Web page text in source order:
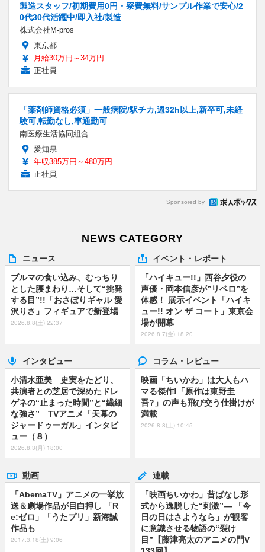
製造スタッフ/初期費用0円・寮費無料/サンプル作業で安心/2
0代30代活躍中/即入社/製造
株式会社M-pros
東京都
月給30万円～34万円
正社員
「薬剤師資格必須」一般病院/駅チカ,週32h以上,新卒可,未経
験可,転勤なし,車通勤可
南医療生活協同組合
愛知県
年収385万円～480万円
正社員
Sponsored by
NEWS CATEGORY
ニュース
ブルマの食い込み、むっちり
とした腰まわり…そして“挑発
する目”!!「おさぼりギャル 愛
沢りさ」フィギュアで新登場
2026.8.8(土) 22:37
イベント・レポート
「ハイキュー!!」西谷夕役の
声優・岡本信彦が”リベロ”を
体感！ 展示イベント「ハイキ
ュー!! オン ザ コート」東京会
場が開幕
2026.8.7(金) 18:20
インタビュー
小清水亜美 史実をたどり、
共演者との芝居で深めたドレ
ゲネの“止まった時間”と“繊細
な強さ” TVアニメ「天幕の
ジャードゥーガル」インタビ
ュー（８）
2026.8.3(月) 18:00
コラム・レビュー
映画「ちいかわ」は大人もハ
マる傑作!「原作は東野圭
吾?」の声も飛び交う仕掛けが
満載
2026.8.8(土) 10:45
動画
「AbemaTV」アニメの一挙放
送＆劇場作品が目白押し 「R
e:ゼロ」「うたプリ」新海誠
作品も
2017.3.18(土) 9:06
連載
「映画ちいかわ」昔ばなし形
式から逸脱した“刺激”― 「今
日の日はさようなら」が観客
に意識させる物語の“裂け
目”【藤津亮太のアニメの門V